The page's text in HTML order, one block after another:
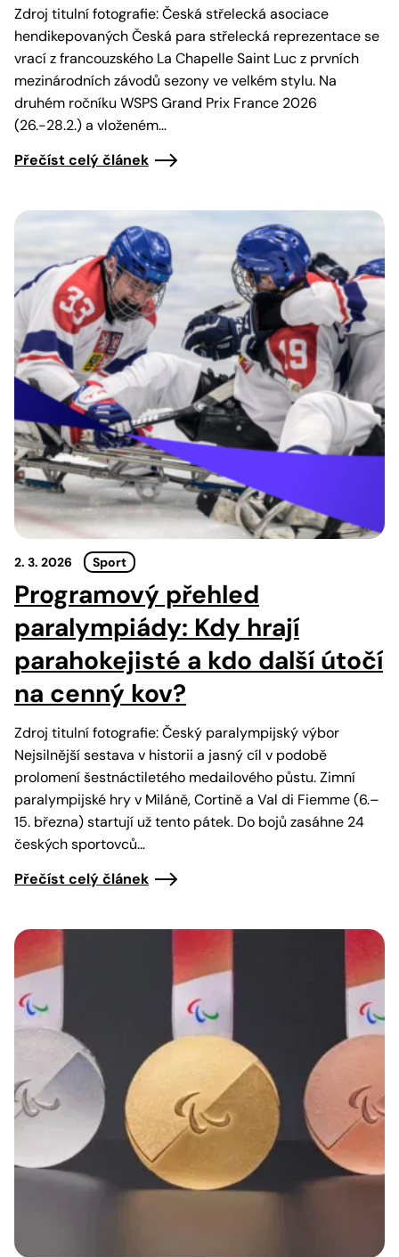
Zdroj titulní fotografie: Česká střelecká asociace
hendikepovaných Česká para střelecká reprezentace se
vrací z francouzského La Chapelle Saint Luc z prvních
mezinárodních závodů sezony ve velkém stylu. Na
druhém ročníku WSPS Grand Prix France 2026
(26.-28.2.) a vloženém…
Přečíst celý článek
2. 3. 2026 Sport
Programový přehled
paralympiády: Kdy hrají
parahokejisté a kdo další útočí
na cenný kov?
Zdroj titulní fotografie: Český paralympijský výbor
Nejsilnější sestava v historii a jasný cíl v podobě
prolomení šestnáctiletého medailového půstu. Zimní
paralympijské hry v Miláně, Cortině a Val di Fiemme (6.–
15. března) startují už tento pátek. Do bojů zasáhne 24
českých sportovců…
Přečíst celý článek